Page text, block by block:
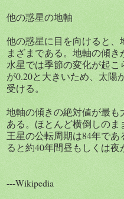
他の惑星の地軸
他の惑星に目を向けると、
まざまである。地軸の傾き
水星では季節の変化が起
が0.20と大きいため、太陽
受ける。
地軸の傾きの絶対値が最も
ある。ほとんど横倒しの
王星の公転周期は84年で
ると約40年間昼もしくは夜
---Wikipedia